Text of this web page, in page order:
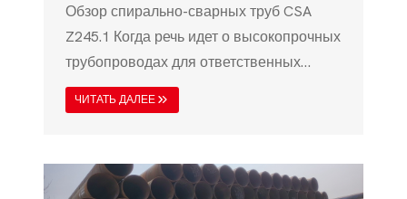
Обзор спирально-сварных труб CSA
Z245.1 Когда речь идет о высокопрочных
трубопроводах для ответственных
применений, спирально-сварные трубы
CSA Z245.1 являются лучшим выбором.
Канадской ассоциацией стандартов
(CSA), гарантирует, что спирально-
ЧИТАТЬ ДАЛЕЕ